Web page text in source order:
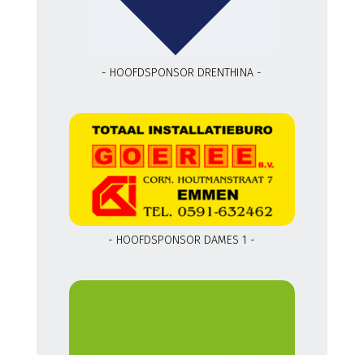
- HOOFDSPONSOR DRENTHINA -
- HOOFDSPONSOR DAMES 1 -